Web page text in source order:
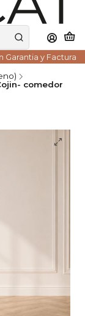
Garantia y Factura
comedor